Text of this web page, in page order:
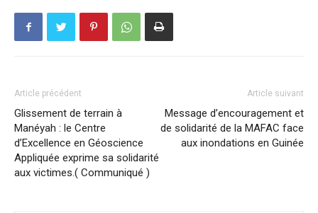
Article précédent
Glissement de terrain à
Manéyah : le Centre
d’Excellence en Géoscience
Appliquée exprime sa solidarité
aux victimes.( Communiqué )
Article suivant
Message d’encouragement et
de solidarité de la MAFAC face
aux inondations en Guinée